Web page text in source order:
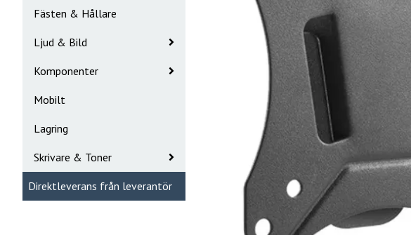
Fästen & Hållare
Ljud & Bild
Komponenter
Mobilt
Lagring
Skrivare & Toner
Direktleverans från leverantör